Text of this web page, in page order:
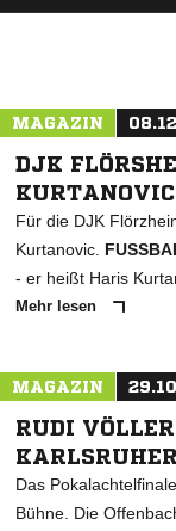
MAGAZIN
DJK
KURTANOVIC
Für die DJK
Kurtanovic.
- er heißt Haris
Mehr lesen
MAGAZIN
RUDI
Das
Bühne. Die